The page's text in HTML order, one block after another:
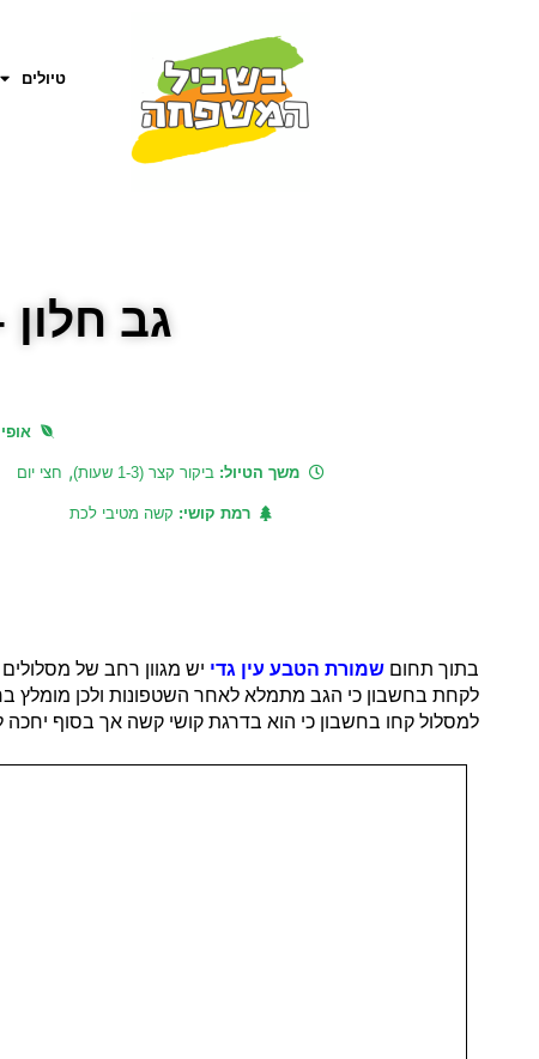
טיולים
גב
משך הטיול: ביקור קצר (1-3 שעות) , חצי יום
רמת קושי: קשה מטיבי לכת
בתוך תחום שמורת הטבע עין גדי יש מגוון רחב של
לקחת בחשבון כי הגב מתמלא לאחר השטפונות ולכן מומלץ
למסלול קחו בחשבון כי הוא בדרגת קושי קשה אך בסוף